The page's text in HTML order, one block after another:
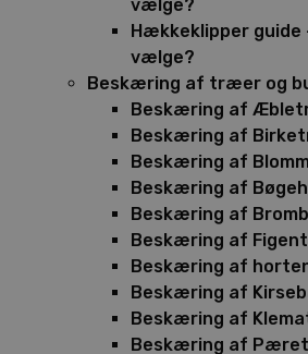
vælge?
Hækkeklipper guide
vælge?
Beskæring af træer og
Beskæring af
Beskæring af
Beskæring af
Beskæring af
Beskæring af
Beskæring af
Beskæring af
Beskæring af
Beskæring af
Beskæring af